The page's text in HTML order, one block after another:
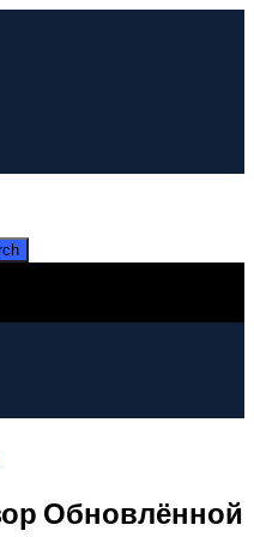
Обновлённой